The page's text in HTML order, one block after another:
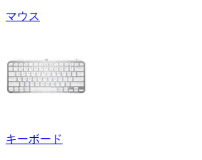
マウス
キーボード